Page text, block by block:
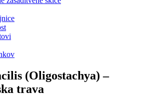
(Oligostachya) –
trava